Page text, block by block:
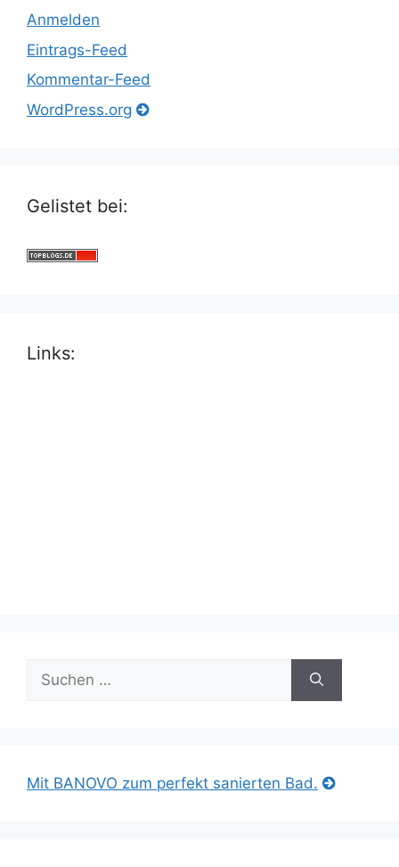
Anmelden
Eintrags-Feed
Kommentar-Feed
WordPress.org
Gelistet bei:
Links:
nach:
Mit BANOVO zum perfekt sanierten Bad.